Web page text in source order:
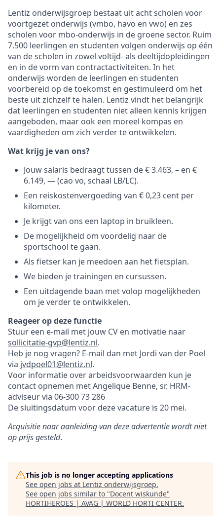
Lentiz onderwijsgroep bestaat uit acht scholen voor
voortgezet onderwijs (vmbo, havo en vwo) en zes
scholen voor mbo-onderwijs in de groene sector. Ruim
7.500 leerlingen en studenten volgen onderwijs op één
van de scholen in zowel voltijd- als deeltijdopleidingen
en in de vorm van contractactiviteiten. In het
onderwijs worden de leerlingen en studenten
voorbereid op de toekomst en gestimuleerd om het
beste uit zichzelf te halen. Lentiz vindt het belangrijk
dat leerlingen en studenten niet alleen kennis krijgen
aangeboden, maar ook een moreel kompas en
vaardigheden om zich verder te ontwikkelen.
Wat krijg je van ons?
Jouw salaris bedraagt tussen de € 3.463, – en €
6.149, — (cao vo, schaal LB/LC).
Een reiskostenvergoeding van € 0,23 cent per
kilometer.
Je krijgt van ons een laptop in bruikleen.
De mogelijkheid om voordelig naar de
sportschool te gaan.
Als fietser kan je meedoen aan het fietsplan.
We bieden je trainingen en cursussen.
Een uitdagende baan met volop mogelijkheden
om je verder te ontwikkelen.
Reageer op deze functie
Stuur een e-mail met jouw CV en motivatie naar
sollicitatie-gvp@lentiz.nl.
Heb je nog vragen? E-mail dan met Jordi van der Poel
via jvdpoel01@lentiz.nl.
Voor informatie over arbeidsvoorwaarden kun je
contact opnemen met Angelique Benne, sr. HRM-
adviseur via 06-300 73 286
De sluitingsdatum voor deze vacature is 20 mei.
Acquisitie naar aanleiding van deze advertentie wordt niet
op prijs gesteld.
This job is no longer accepting applications
See open jobs at Lentiz onderwijsgroep.
See open jobs similar to "Docent wiskunde"
HORTIHEROES | AVAG | WORLD HORTI CENTER.